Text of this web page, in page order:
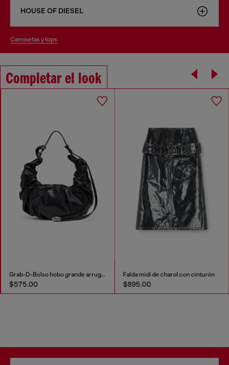
HOUSE OF DIESEL
camisetas y tops
Completar el look
Grab-D-Bolso hobo grande arrugado
$575.00
Falda midi de charol con cinturón
$895.00